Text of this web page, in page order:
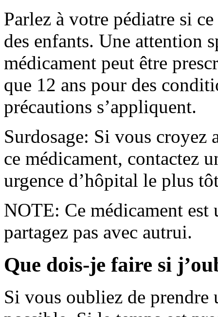
Parlez à votre pédiatre si
des enfants. Une attention
médicament peut être
que 12 ans pour des
précautions s’appliquent.
Surdosage: Si vous croyez
ce médicament, contactez
urgence d’hôpital le plus
NOTE: Ce médicament
partagez pas avec autrui.
Que dois-je faire si
Si vous oubliez de prendre